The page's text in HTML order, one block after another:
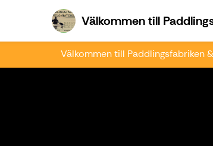
Välkommen till
Välkommen till Paddlingsfabriken